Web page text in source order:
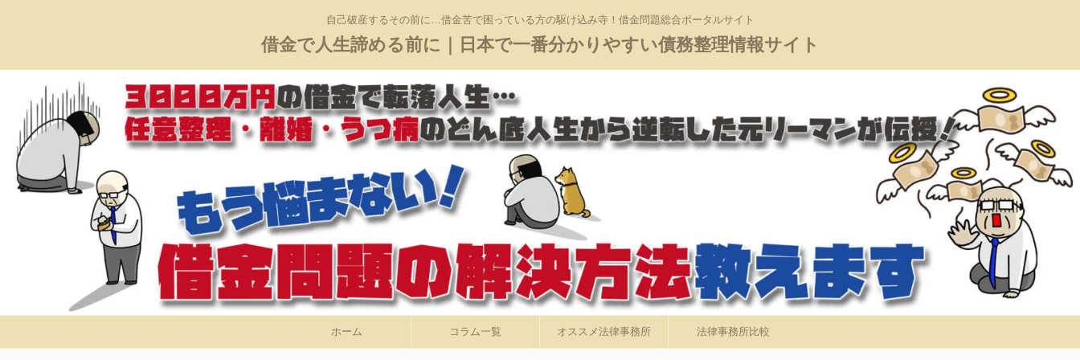
自己破産するその前に…借金苦で困っている方の駆け込み寺！借金問題総合ポータルサイト
借金で人生諦める前に｜日本で一番分かりやすい債務整理情報サイト
ホーム コラム一覧 オススメ法律事務所 法律事務所比較